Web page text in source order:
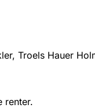
Troels Hauer
renter.